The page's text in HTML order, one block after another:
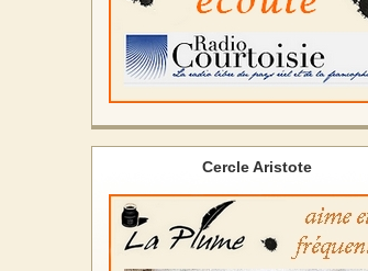
Cercle Aristote